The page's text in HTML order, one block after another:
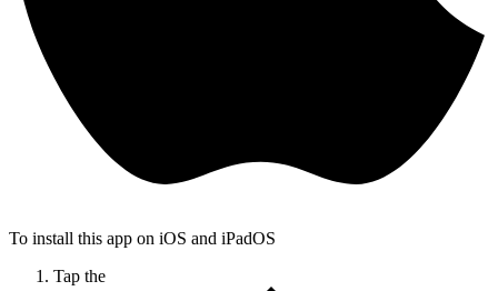
To install this app on iOS and iPadOS
Tap the